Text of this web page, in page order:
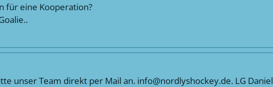
für eine Kooperation?
unser Team direkt per Mail an. info@nordlyshockey.de. LG Daniel